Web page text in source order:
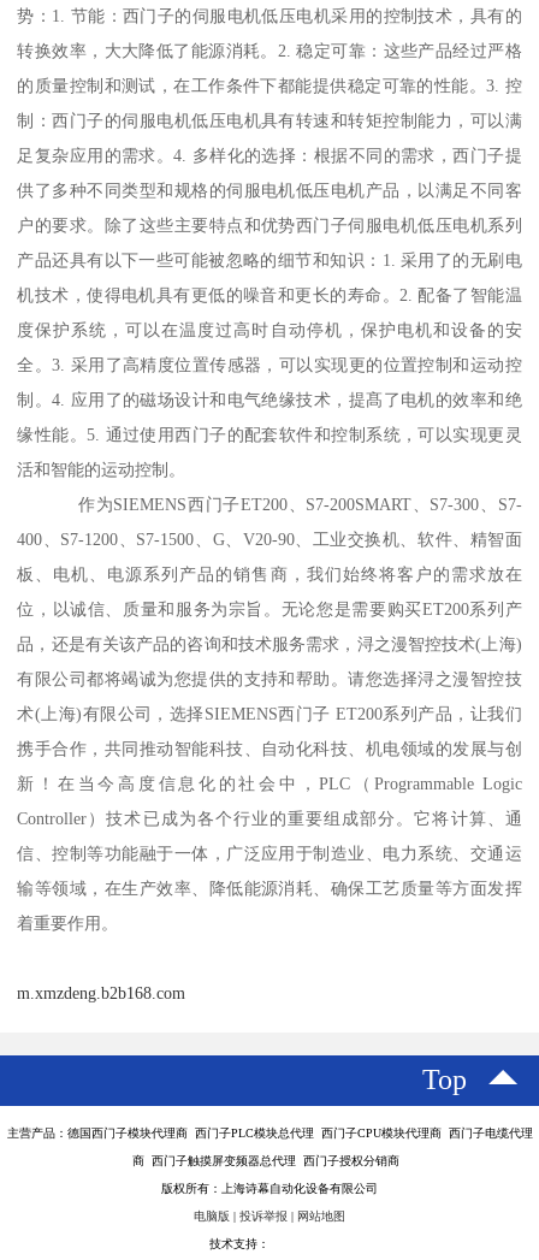
势：1. 节能：西门子的伺服电机低压电机采用的控制技术，具有的
转换效率，大大降低了能源消耗。2. 稳定可靠：这些产品经过严格
的质量控制和测试，在工作条件下都能提供稳定可靠的性能。3. 控
制：西门子的伺服电机低压电机具有转速和转矩控制能力，可以满
足复杂应用的需求。4. 多样化的选择：根据不同的需求，西门子提
供了多种不同类型和规格的伺服电机低压电机产品，以满足不同客
户的要求。除了这些主要特点和优势西门子伺服电机低压电机系列
产品还具有以下一些可能被忽略的细节和知识：1. 采用了的无刷电
机技术，使得电机具有更低的噪音和更长的寿命。2. 配备了智能温
度保护系统，可以在温度过高时自动停机，保护电机和设备的安
全。3. 采用了高精度位置传感器，可以实现更的位置控制和运动控
制。4. 应用了的磁场设计和电气绝缘技术，提髙了电机的效率和绝
缘性能。5. 通过使用西门子的配套软件和控制系统，可以实现更灵
活和智能的运动控制。
作为SIEMENS西门子ET200、S7-200SMART、S7-300、S7-
400、S7-1200、S7-1500、G、V20-90、工业交换机、软件、精智面
板、电机、电源系列产品的销售商，我们始终将客户的需求放在
位，以诚信、质量和服务为宗旨。无论您是需要购买ET200系列产
品，还是有关该产品的咨询和技术服务需求，浔之漫智控技术(上海)
有限公司都将竭诚为您提供的支持和帮助。请您选择浔之漫智控技
术(上海)有限公司，选择SIEMENS西门子 ET200系列产品，让我们
携手合作，共同推动智能科技、自动化科技、机电领域的发展与创
新！在当今高度信息化的社会中，PLC（Programmable Logic
Controller）技术已成为各个行业的重要组成部分。它将计算、通
信、控制等功能融于一体，广泛应用于制造业、电力系统、交通运
输等领域，在生产效率、降低能源消耗、确保工艺质量等方面发挥
着重要作用。
m.xmzdeng.b2b168.com
Top
主营产品：德国西门子模块代理商 西门子PLC模块总代理 西门子CPU模块代理商 西门子电缆代理
商 西门子触摸屏变频器总代理 西门子授权分销商
版权所有：上海诗幕自动化设备有限公司
电脑版 | 投诉举报 | 网站地图
技术支持：